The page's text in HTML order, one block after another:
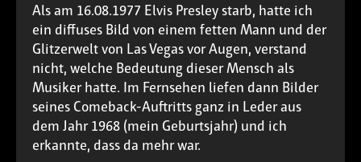
Als am 16.08.1977 Elvis Presley starb, hatte ich
ein diffuses Bild von einem fetten Mann und der
Glitzerwelt von Las Vegas vor Augen, verstand
nicht, welche Bedeutung dieser Mensch als
Musiker hatte. Im Fernsehen liefen dann Bilder
seines Comeback-Auftritts ganz in Leder aus
dem Jahr 1968 (mein Geburtsjahr) und ich
erkannte, dass da mehr war.